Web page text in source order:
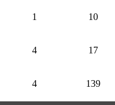
1 10
4 17
4 139